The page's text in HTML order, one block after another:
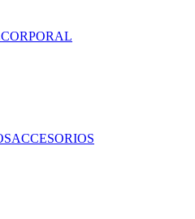
CORPORAL
ACCESORIOS